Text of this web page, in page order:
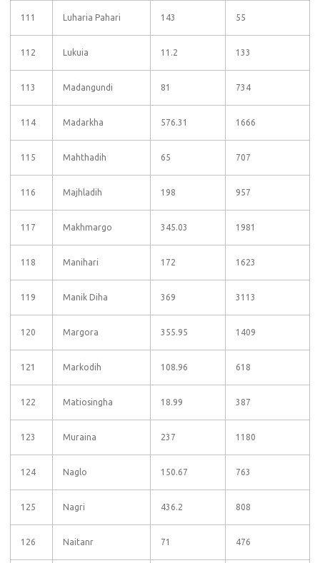
111 Luharia Pahari 143 55
112 Lukuia 11.2 133
113 Madangundi 81 734
114 Madarkha 576.31 1666
115 Mahthadih 65 707
116 Majhladih 198 957
117 Makhmargo 345.03 1981
118 Manihari 172 1623
119 Manik Diha 369 3113
120 Margora 355.95 1409
121 Markodih 108.96 618
122 Matiosingha 18.99 387
123 Muraina 237 1180
124 Naglo 150.67 763
125 Nagri 436.2 808
126 Naitanr 71 476